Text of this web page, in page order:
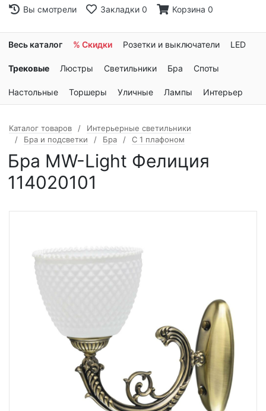
Вы смотрели Закладки 0 Корзина 0
Весь каталог % Скидки Розетки и выключатели LED
Трековые Люстры Светильники Бра Споты
Настольные Торшеры Уличные Лампы Интерьер
Каталог товаров
Интерьерные светильники
Бра и подсветки
Бра С 1 плафоном
Бра MW-Light Фелиция
114020101